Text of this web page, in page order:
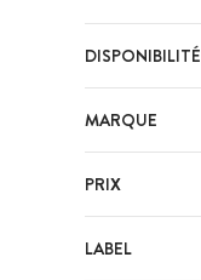
DISPONIBILITÉ
MARQUE
PRIX
LABEL